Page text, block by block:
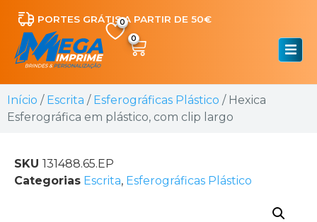
PORTES GRÁTIS A PARTIR DE 50€
0
Início / Escrita / Esferográficas Plástico / Hexica
Esferográfica em plástico, com clip largo
SKU 131488.65.EP
Categorias Escrita, Esferográficas Plástico